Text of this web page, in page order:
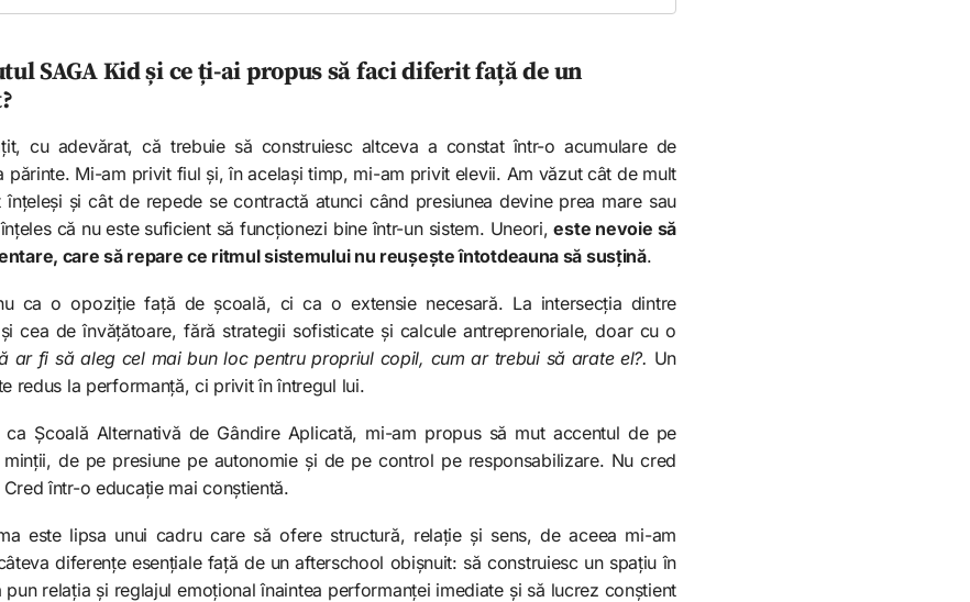
SAGA Kid și ce ți-ai propus să faci diferit față de un
cu adevărat, că trebuie să construiesc altceva a constat într-o acumulare de
Mi-am privit fiul și, în același timp, mi-am privit elevii. Am văzut cât de mult
și cât de repede se contractă atunci când presiunea devine prea mare sau
că nu este suficient să funcționezi bine într-un sistem. Uneori,este nevoie să
care să repare ce ritmul sistemului nu reușește întotdeauna să susțină.
ca o opoziție față de școală, ci ca o extensie necesară. La intersecția dintre
cea de învățătoare, fără strategii sofisticate și calcule antreprenoriale, doar cu o
ar fi să aleg cel mai bun loc pentru propriul copil, cum ar trebui să arate el?. Un
redus la performanță, ci privit în întregul lui.
Școală Alternativă de Gândire Aplicată, mi-am propus să mut accentul de pe
de pe presiune pe autonomie și de pe control pe responsabilizare. Nu cred
într-o educație mai conștientă.
este lipsa unui cadru care să ofere structură, relație și sens, de aceea mi-am
diferențe esențiale față de un afterschool obișnuit: să construiesc un spațiu în
relația și reglajul emoțional înaintea performanței imediate și să lucrez conștient